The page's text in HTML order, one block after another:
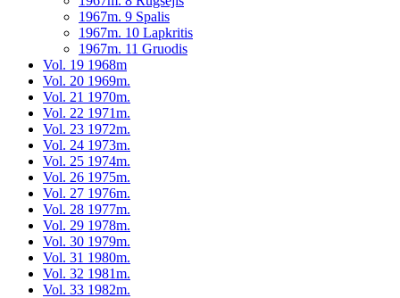
1967m. 9 Spalis
1967m. 10 Lapkritis
1967m. 11 Gruodis
Vol. 19 1968m
Vol. 20 1969m.
Vol. 21 1970m.
Vol. 22 1971m.
Vol. 23 1972m.
Vol. 24 1973m.
Vol. 25 1974m.
Vol. 26 1975m.
Vol. 27 1976m.
Vol. 28 1977m.
Vol. 29 1978m.
Vol. 30 1979m.
Vol. 31 1980m.
Vol. 32 1981m.
Vol. 33 1982m.